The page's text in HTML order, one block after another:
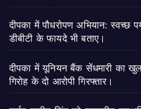
दीपका में पौधरोपण अभियान: स्वच्छ
डीबीटी के फायदे भी बताए।
दीपका में यूनियन बैंक सेंधमारी का
गिरोह के दो आरोपी गिरफ्तार।